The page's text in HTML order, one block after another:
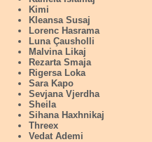
Kimi
Kleansa Susaj
Lorenc Hasrama
Luna Çausholli
Malvina Likaj
Rezarta Smaja
Rigersa Loka
Sara Kapo
Sevjana Vjerdha
Sheila
Sihana Haxhnikaj
Threex
Vedat Ademi